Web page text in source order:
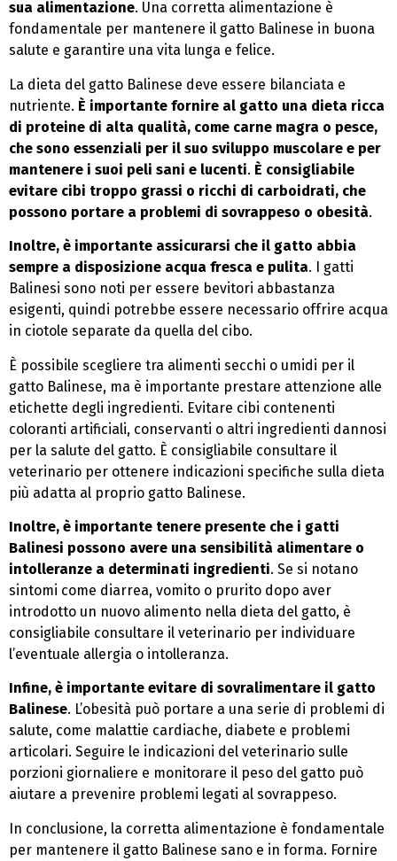
sua alimentazione. Una corretta alimentazione è
fondamentale per mantenere il gatto Balinese in buona
salute e garantire una vita lunga e felice.
La dieta del gatto Balinese deve essere bilanciata e
nutriente. È importante fornire al gatto una dieta ricca
di proteine di alta qualità, come carne magra o pesce,
che sono essenziali per il suo sviluppo muscolare e per
mantenere i suoi peli sani e lucenti. È consigliabile
evitare cibi troppo grassi o ricchi di carboidrati, che
possono portare a problemi di sovrappeso o obesità.
Inoltre, è importante assicurarsi che il gatto abbia
sempre a disposizione acqua fresca e pulita. I gatti
Balinesi sono noti per essere bevitori abbastanza
esigenti, quindi potrebbe essere necessario offrire acqua
in ciotole separate da quella del cibo.
È possibile scegliere tra alimenti secchi o umidi per il
gatto Balinese, ma è importante prestare attenzione alle
etichette degli ingredienti. Evitare cibi contenenti
coloranti artificiali, conservanti o altri ingredienti dannosi
per la salute del gatto. È consigliabile consultare il
veterinario per ottenere indicazioni specifiche sulla dieta
più adatta al proprio gatto Balinese.
Inoltre, è importante tenere presente che i gatti
Balinesi possono avere una sensibilità alimentare o
intolleranze a determinati ingredienti. Se si notano
sintomi come diarrea, vomito o prurito dopo aver
introdotto un nuovo alimento nella dieta del gatto, è
consigliabile consultare il veterinario per individuare
l’eventuale allergia o intolleranza.
Infine, è importante evitare di sovralimentare il gatto
Balinese. L’obesità può portare a una serie di problemi di
salute, come malattie cardiache, diabete e problemi
articolari. Seguire le indicazioni del veterinario sulle
porzioni giornaliere e monitorare il peso del gatto può
aiutare a prevenire problemi legati al sovrappeso.
In conclusione, la corretta alimentazione è fondamentale
per mantenere il gatto Balinese sano e in forma. Fornire